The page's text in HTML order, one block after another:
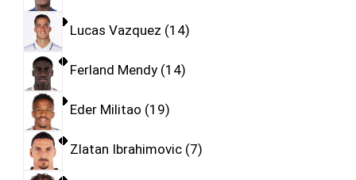
Lucas Vazquez 14
Ferland Mendy 14
Eder Militao 19
Zlatan Ibrahimovic 7